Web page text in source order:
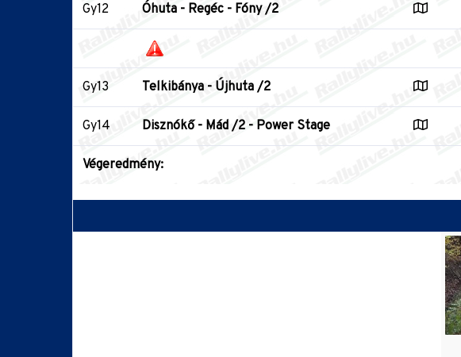
Gy12 Óhuta - Regéc - Fóny /2
Gy13 Telkibánya - Újhuta /2
Gy14 Disznókő - Mád /2 - Power Stage
Végeredmény: